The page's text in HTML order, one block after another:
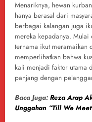
Menariknya, hewan
hanya berasal dari
berbagai kalangan juga
mereka kepadanya.
ternama ikut meramaikan
memperlihatkan bahwa
kali menjadi faktor utama
panjang dengan
Baca Juga: Reza Arap
Unggahan “Till We